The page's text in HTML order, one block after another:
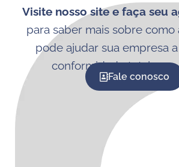
Visite nosso site e faça seu
para saber mais sobre como
pode ajudar sua empresa
conformidade total com
Fale conosco